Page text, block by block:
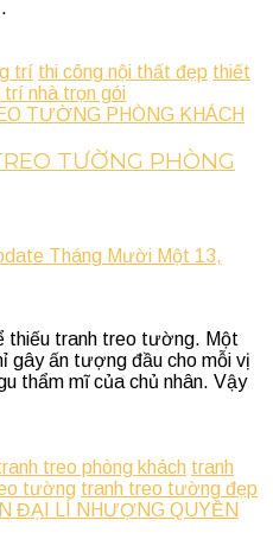
trí thi công nội thất đẹp thiết
trí nhà trọn gói
TƯỜNG PHÒNG
Tháng Mười Một 13,
thiếu tranh treo tường. Một
gây ấn tượng đầu cho mỗi vị
thẩm mĩ của chủ nhân. Vậy
treo phòng khách tranh
tường tranh treo tường đẹp